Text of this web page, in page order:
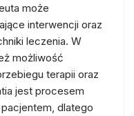
może
interwencji oraz
leczenia. W
możliwość
terapii oraz
jest procesem
dlatego